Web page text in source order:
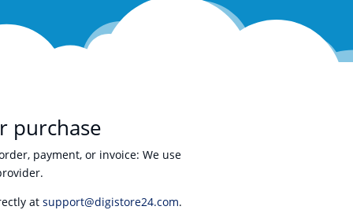
purchase
payment, or invoice: We use
atsupport@digistore24.com.